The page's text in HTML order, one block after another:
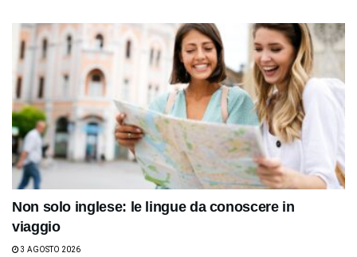
Non solo inglese: le lingue da conoscere in
viaggio
3 AGOSTO 2026